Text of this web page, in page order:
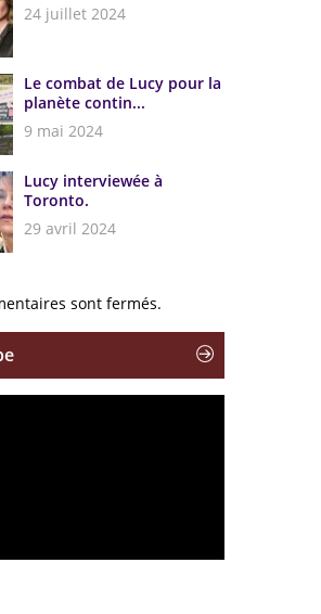
24 juillet 2024
Le combat de Lucy pour la
planète contin...
9 mai 2024
Lucy interviewée à
Toronto.
29 avril 2024
sont fermés.